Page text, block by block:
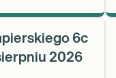
6c
2026